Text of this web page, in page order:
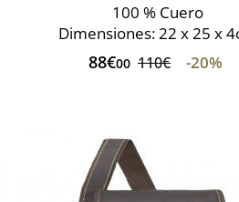
100 % Cuero
Dimensiones: 22 x 25 x
88€00 110€ -20%